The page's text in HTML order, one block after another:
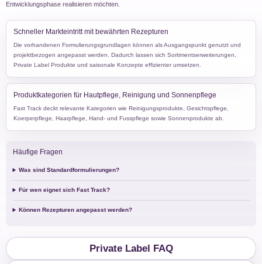
Entwicklungsphase realisieren möchten.
Schneller Markteintritt mit bewährten Rezepturen
Die vorhandenen Formulierungsgrundlagen können als Ausgangspunkt genutzt und
projektbezogen angepasst werden. Dadurch lassen sich Sortimentserweiterungen,
Private Label Produkte und saisonale Konzepte effizienter umsetzen.
Produktkategorien für Hautpflege, Reinigung und Sonnenpflege
Fast Track deckt relevante Kategorien wie Reinigungsprodukte, Gesichtspflege,
Koerperpflege, Haarpflege, Hand- und Fusspflege sowie Sonnenprodukte ab.
Häufige Fragen
Was sind Standardformulierungen?
Für wen eignet sich Fast Track?
Können Rezepturen angepasst werden?
Private Label FAQ